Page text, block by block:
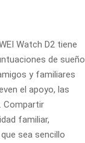
Watch D2 tiene
de sueño
y familiares
el apoyo, las
Compartir
familiar,
sea sencillo